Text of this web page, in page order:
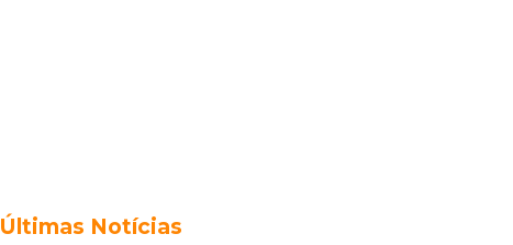
Últimas Notícias